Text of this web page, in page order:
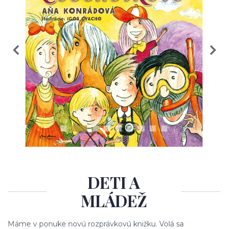
DETI A
MLÁDEŽ
Máme v ponuke novú rozprávkovú knižku. Volá sa